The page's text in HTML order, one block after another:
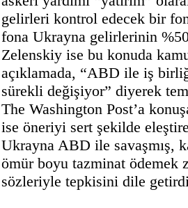
gelirleri kontrol edecek bir
fona Ukrayna gelirlerinin
Zelenskiy ise bu konuda
açıklamada, “ABD ile iş
sürekli değişiyor” diyerek
The Washington Post’a
ise öneriyi sert şekilde
Ukrayna ABD ile savaşmış,
ömür boyu tazminat ödemek
sözleriyle tepkisini dile